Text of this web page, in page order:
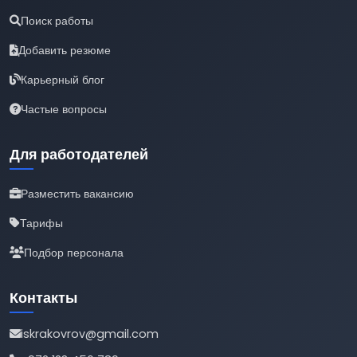
Поиск работы
Добавить резюме
Карьерный блог
Частые вопросы
Для работодателей
Разместить вакансию
Тарифы
Подбор персонала
Контакты
iskrakovrov@gmail.com